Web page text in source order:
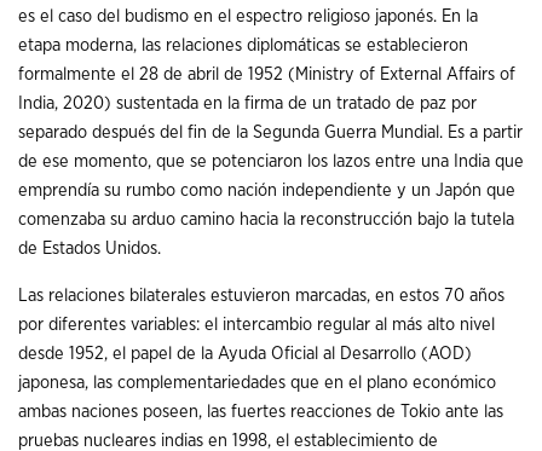
es el caso del budismo en el espectro religioso japonés. En la
etapa moderna, las relaciones diplomáticas se establecieron
formalmente el 28 de abril de 1952 (Ministry of External Affairs of
India, 2020) sustentada en la firma de un tratado de paz por
separado después del fin de la Segunda Guerra Mundial. Es a partir
de ese momento, que se potenciaron los lazos entre una India que
emprendía su rumbo como nación independiente y un Japón que
comenzaba su arduo camino hacia la reconstrucción bajo la tutela
de Estados Unidos.
Las relaciones bilaterales estuvieron marcadas, en estos 70 años
por diferentes variables: el intercambio regular al más alto nivel
desde 1952, el papel de la Ayuda Oficial al Desarrollo (AOD)
japonesa, las complementariedades que en el plano económico
ambas naciones poseen, las fuertes reacciones de Tokio ante las
pruebas nucleares indias en 1998, el establecimiento de